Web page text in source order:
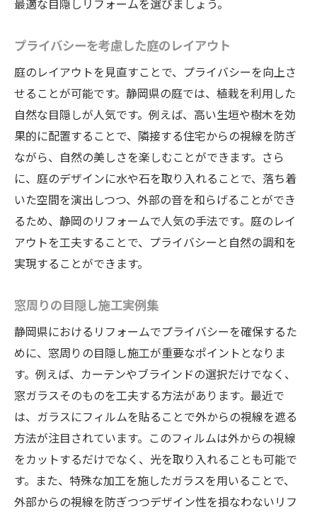
最適な目隠しリフォームを選びましょう。
プライバシーを考慮した庭のレイアウト
庭のレイアウトを見直すことで、プライバシーを向上さ
せることが可能です。静岡県の庭では、植栽を利用した
自然な目隠しが人気です。例えば、高い生垣や樹木を効
果的に配置することで、隣接する住宅からの視線を防ぎ
ながら、自然の美しさを楽しむことができます。さら
に、庭のデザインに水や石を取り入れることで、落ち着
いた空間を演出しつつ、外部の音を和らげることができ
るため、静岡のリフォームで人気の手法です。庭のレイ
アウトを工夫することで、プライバシーと自然の調和を
実現することができます。
窓周りの目隠し施工実例集
静岡県におけるリフォームでプライバシーを確保するた
めに、窓周りの目隠し施工が重要なポイントとなりま
す。例えば、カーテンやブラインドの選択だけでなく、
窓ガラスそのものを工夫する方法があります。最近で
は、ガラスにフィルムを貼ることで外からの視線を遮る
方法が注目されています。このフィルムは外からの視線
をカットするだけでなく、光を取り入れることも可能で
す。また、特殊な加工を施したガラスを用いることで、
外部からの視線を防ぎつつデザイン性を損なわないリフ